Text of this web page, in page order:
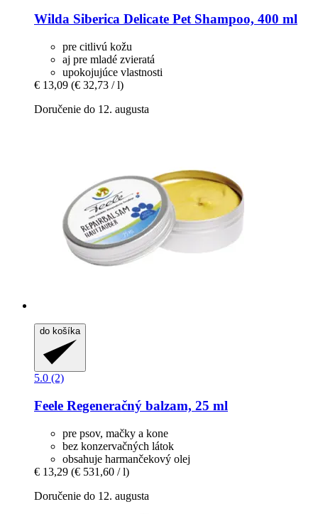
Wilda Siberica Delicate Pet Shampoo, 400 ml
pre citlivú kožu
aj pre mladé zvieratá
upokojujúce vlastnosti
€ 13,09 (€ 32,73 / l)
Doručenie do 12. augusta
do košíka
5.0 (2)
Feele Regeneračný balzam, 25 ml
pre psov, mačky a kone
bez konzervačných látok
obsahuje harmančekový olej
€ 13,29 (€ 531,60 / l)
Doručenie do 12. augusta